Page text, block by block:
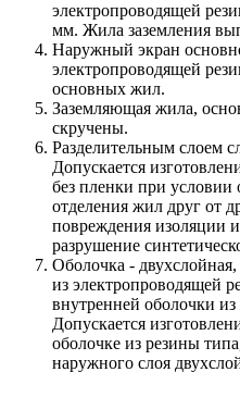
электропроводящей
мм. Жила заземления
Наружный экран
электропроводящей
основных жил.
Заземляющая жила,
скручены.
Разделительным слоем
Допускается
без пленки при условии
отделения жил друг от
повреждения изоляции
разрушение
Оболочка -
из электропроводящей
внутренней оболочки
Допускается
оболочке из резины
наружного слоя